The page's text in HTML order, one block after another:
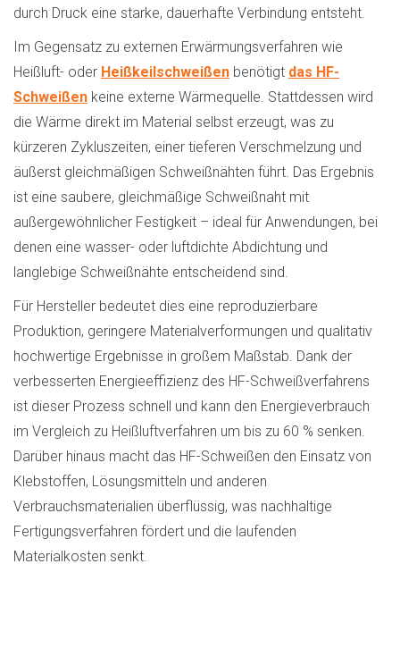
durch Druck eine starke, dauerhafte Verbindung entsteht.
Im Gegensatz zu externen Erwärmungsverfahren wie
Heißluft- oder Heißkeilschweißen benötigt das HF-
Schweißen keine externe Wärmequelle. Stattdessen wird
die Wärme direkt im Material selbst erzeugt, was zu
kürzeren Zykluszeiten, einer tieferen Verschmelzung und
äußerst gleichmäßigen Schweißnähten führt. Das Ergebnis
ist eine saubere, gleichmäßige Schweißnaht mit
außergewöhnlicher Festigkeit – ideal für Anwendungen, bei
denen eine wasser- oder luftdichte Abdichtung und
langlebige Schweißnähte entscheidend sind.
Für Hersteller bedeutet dies eine reproduzierbare
Produktion, geringere Materialverformungen und qualitativ
hochwertige Ergebnisse in großem Maßstab. Dank der
verbesserten Energieeffizienz des HF-Schweißverfahrens
ist dieser Prozess schnell und kann den Energieverbrauch
im Vergleich zu Heißluftverfahren um bis zu 60 % senken.
Darüber hinaus macht das HF-Schweißen den Einsatz von
Klebstoffen, Lösungsmitteln und anderen
Verbrauchsmaterialien überflüssig, was nachhaltige
Fertigungsverfahren fördert und die laufenden
Materialkosten senkt.